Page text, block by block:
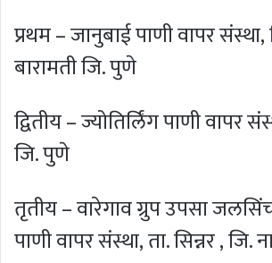
प्रथम – जानुबाई पाणी वापर
बारामती जि. पुणे
द्वितीय – ज्योतिर्लिंग पाणी वापर
जि. पुणे
तृतीय – वारेगाव ग्रुप उपसा
पाणी वापर संस्था, ता. सिन्नर , जि.